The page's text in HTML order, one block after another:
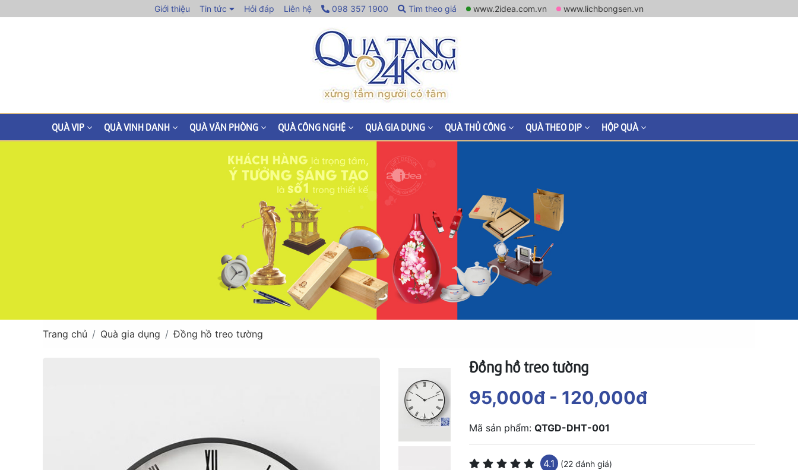
Giới thiệu Tin tức Hỏi đáp Liên hệ 098 357 1900 Tìm theo giá www.2idea.com.vn www.lichbongsen.vn
QUÀ VIP QUÀ VINH DANH QUÀ VĂN PHÒNG QUÀ CÔNG NGHỆ QUÀ GIA DỤNG QUÀ THỦ CÔNG QUÀ THEO DỊP HỘP QUÀ
Trang chủ Quà gia dụng Đồng hồ treo tường
Đồng hồ treo tường
95,000đ - 120,000đ
Mã sản phẩm: QTGD-DHT-001
4.1 (22 đánh giá)